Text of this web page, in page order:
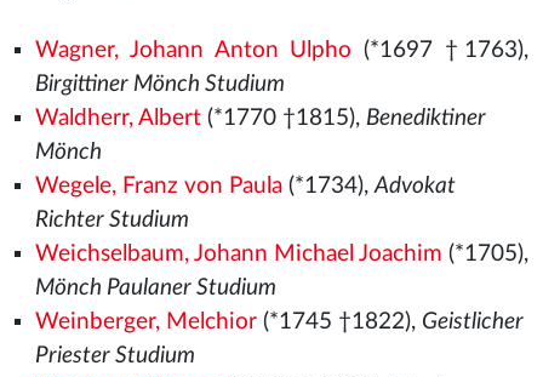
Wagner, Johann Anton Ulpho (*1697 †1763),
Birgittiner Mönch Studium
Waldherr, Albert(*1770 †1815), Benediktiner
Mönch
Wegele, Franz von Paula(*1734),Advokat
Richter Studium
Weichselbaum, Johann Michael Joachim (*1705),
Mönch Paulaner Studium
Weinberger, Melchior(*1745 †1822), Geistlicher
Priester Studium